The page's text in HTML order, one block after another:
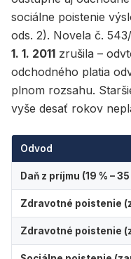
sociálne poistenie
ods. 2). Novela č.
1. 1. 2011 zrušila –
odchodného platia
plnom rozsahu.
vyše desať rokov
Odvod
Daň z príjmu (19 % – 35
Zdravotné poistenie
Zdravotné poistenie